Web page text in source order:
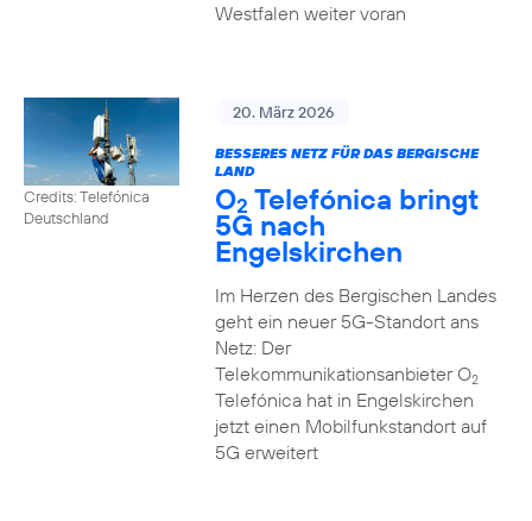
Westfalen weiter voran
Credits: Telefónica
Deutschland
20. März 2026
BESSERES NETZ FÜR DAS BERGISCHE
LAND
O2 Telefónica bringt
5G nach
Engelskirchen
Im Herzen des Bergischen Landes
geht ein neuer 5G-Standort ans
Netz: Der
Telekommunikationsanbieter O2
Telefónica hat in Engelskirchen
jetzt einen Mobilfunkstandort auf
5G erweitert